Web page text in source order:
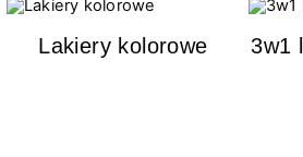
Lakiery kolorowe 3w1